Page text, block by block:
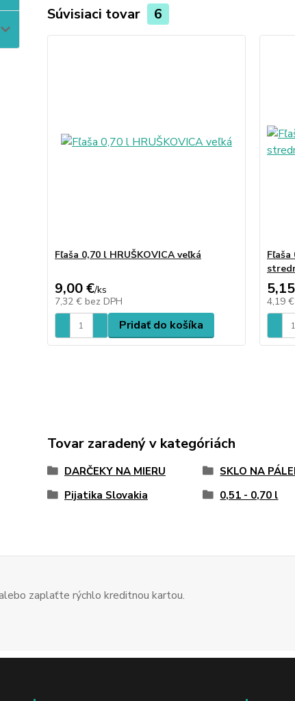
Súvisiaci tovar 6
Fľaša 0,70 l HRUŠKOVICA veľká
9,00 €/ks
7,32 € bez DPH
Pridať do košíka
Fľaša
4,19 €
Tovar zaradený v kategóriách
DARČEKY NA MIERU SKLO NA
Pijatika Slovakia
0,51 - 0,70 l
zaplaťte rýchlo kreditnou kartou.